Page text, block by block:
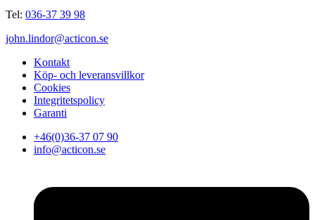
Tel: 036-37 39 98
john.lindor@acticon.se
Kontakt
Köp- och leveransvillkor
Cookies
Integritetspolicy
Garanti
+46(0)36-37 07 90
info@acticon.se